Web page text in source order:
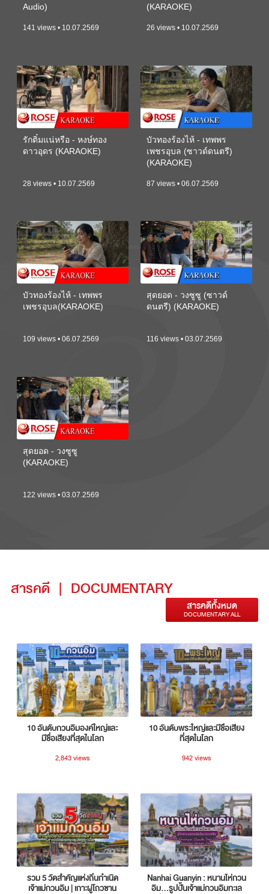
Audio)
141 views • 10.07.2569
(KARAOKE)
26 views • 10.07.2569
รักติ๋มแน่หรือ - หงษ์ทอง
ดาวอุดร (KARAOKE)
28 views • 10.07.2569
บัวทองร้องไห้ - เทพพร
เพชรอุบล (ซาวด์ดนตรี)
(KARAOKE)
87 views • 06.07.2569
บัวทองร้องไห้ - เทพพร
เพชรอุบล(KARAOKE)
109 views • 06.07.2569
สุดยอด - วงซูซู (ซาวด์
ดนตรี) (KARAOKE)
116 views • 03.07.2569
สุดยอด - วงซูซู
(KARAOKE)
122 views • 03.07.2569
สารคดี | DOCUMENTARY
สารคดีทั้งหมด
DOCUMENTARY ALL
10 อันดับกวนอิมองค์ใหญ่และ
มีชื่อเสียงที่สุดในโลก
2,843 views
10 อันดับพระใหญ่และมีชื่อเสียง
ที่สุดในโลก
942 views
รวม 5 วัดสำคัญแห่งถิ่นกำเนิด
เจ้าแม่กวนอิม | เกาะผู่โถวซาน
Nanhai Guanyin : หนานไห่กวน
อิม...รูปปั้นเจ้าแม่กวนอิมทะเล